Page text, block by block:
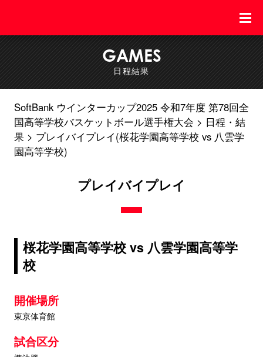
GAMES
日程結果
SoftBank ウインターカップ2025 令和7年度 第78回全
国高等学校バスケットボール選手権大会
日程・結
果
プレイバイプレイ(桜花学園高等学校 vs 八雲学
園高等学校)
プレイバイプレイ
桜花学園高等学校 vs 八雲学園高等学
校
開催場所
東京体育館
試合区分